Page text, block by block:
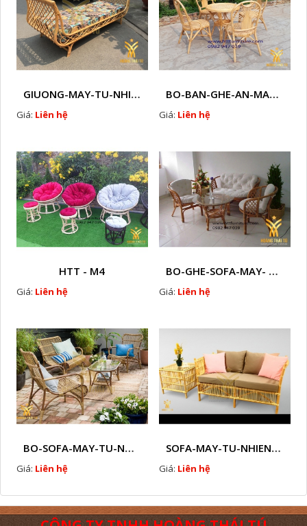
GIUONG-MAY-TU-NHIEN-HTT - M1
Giá: Liên hệ
BO-BAN-GHE-AN-MAY-TU-NHIEN-HTT - M3
Giá: Liên hệ
HTT - M4
Giá: Liên hệ
BO-GHE-SOFA-MAY- TU-NHIEN-HTT - M5
Giá: Liên hệ
BO-SOFA-MAY-TU-NHIEN-HTT - M6
Giá: Liên hệ
SOFA-MAY-TU-NHIEN-HTT - M7
Giá: Liên hệ